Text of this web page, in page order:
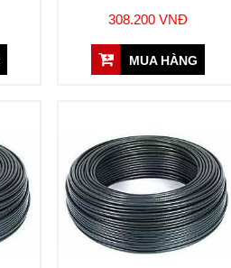
308.200 VNĐ
MUA HÀNG